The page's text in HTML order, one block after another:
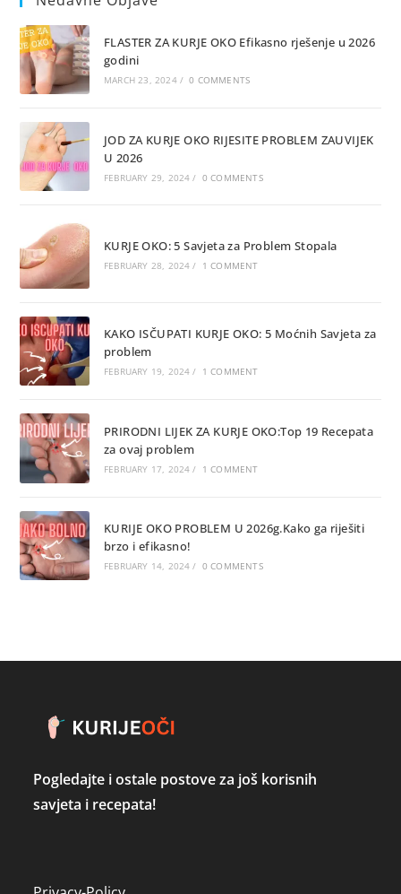
FLASTER ZA KURJE OKO Efikasno rješenje u 2026
godini
MARCH 23, 2024 / 0 COMMENTS
JOD ZA KURJE OKO RIJESITE PROBLEM ZAUVIJEK
U 2026
FEBRUARY 29, 2024 / 0 COMMENTS
KURJE OKO: 5 Savjeta za Problem Stopala
FEBRUARY 28, 2024 / 1 COMMENT
KAKO ISČUPATI KURJE OKO: 5 Moćnih Savjeta za
problem
FEBRUARY 19, 2024 / 1 COMMENT
PRIRODNI LIJEK ZA KURJE OKO:Top 19 Recepata
za ovaj problem
FEBRUARY 17, 2024 / 1 COMMENT
KURIJE OKO PROBLEM U 2026g.Kako ga riješiti
brzo i efikasno!
FEBRUARY 14, 2024 / 0 COMMENTS
Pogledajte i ostale postove za još korisnih
savjeta i recepata!